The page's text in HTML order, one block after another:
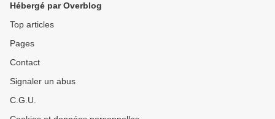
Hébergé par Overblog
Top articles
Pages
Contact
Signaler un abus
C.G.U.